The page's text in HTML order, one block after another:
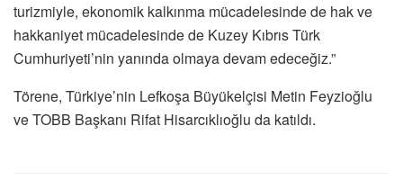
turizmiyle, ekonomik kalkınma mücadelesinde de hak ve
hakkaniyet mücadelesinde de Kuzey Kıbrıs Türk
Cumhuriyeti’nin yanında olmaya devam edeceğiz.”
Törene, Türkiye’nin Lefkoşa Büyükelçisi Metin Feyzioğlu
ve TOBB Başkanı Rifat Hisarcıklıoğlu da katıldı.